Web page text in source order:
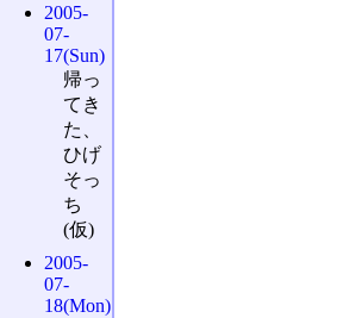
2005-
07-
17(Sun)
帰っ
てき
た、
ひげ
そっ
ち
(仮)
2005-
07-
18(Mon)